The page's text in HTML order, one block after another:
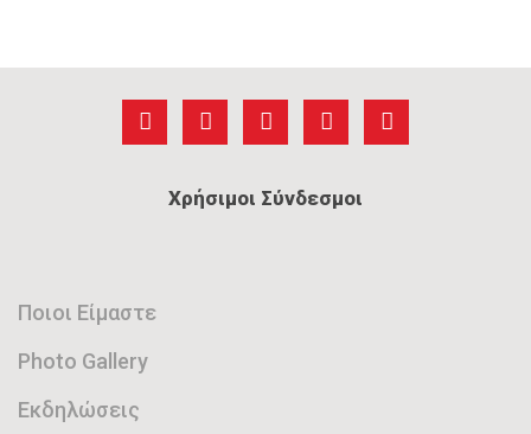
Χρήσιμοι Σύνδεσμοι
Ποιοι Είμαστε
Photo Gallery
Εκδηλώσεις